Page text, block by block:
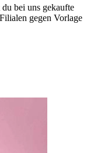
bei uns gekaufte
gegen Vorlage